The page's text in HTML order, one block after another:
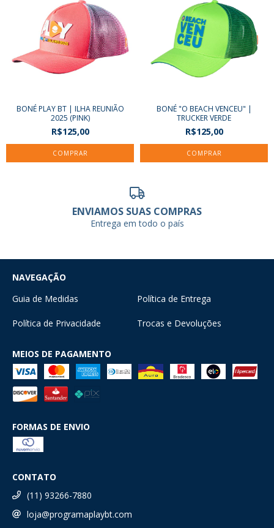
BONÉ PLAY BT | ILHA REUNIÃO
2025 (PINK)
R$125,00
BONÉ "O BEACH VENCEU" |
TRUCKER VERDE
R$125,00
ENVIAMOS SUAS COMPRAS
Entrega em todo o país
NAVEGAÇÃO
Guia de Medidas
Política de Entrega
Política de Privacidade Trocas e Devoluções
MEIOS DE PAGAMENTO
FORMAS DE ENVIO
CONTATO
(11) 93266-7880
loja@programaplaybt.com